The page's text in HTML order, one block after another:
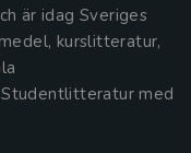
är idag Sveriges
kurslitteratur,
med